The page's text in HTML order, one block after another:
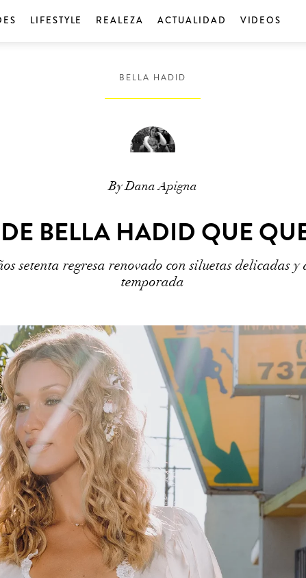
LIFESTYLE REALEZA ACTUALIDAD VIDEOS
BELLA HADID
By Dana Apigna
BELLA HADID QUE
setenta regresa renovado con siluetas delicadas y
temporada